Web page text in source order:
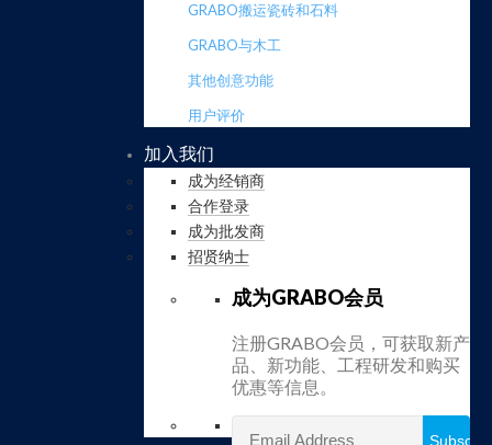
GRABO搬运瓷砖和石料
GRABO与木工
其他创意功能
用户评价
加入我们
成为经销商
合作登录
成为批发商
招贤纳士
成为GRABO会员
注册GRABO会员，可获取新产
品、新功能、工程研发和购买
优惠等信息。